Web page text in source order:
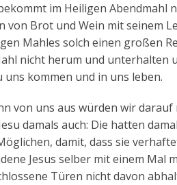
im Heiligen Abendmahl
von Brot und Wein mit seinem
Mahles solch einen großen
nicht herum und unterhalten
kommen und in uns leben.
von uns aus würden wir
damals auch: Die hatten
damit, dass sie
Jesus selber mit einem Mal
Türen nicht davon